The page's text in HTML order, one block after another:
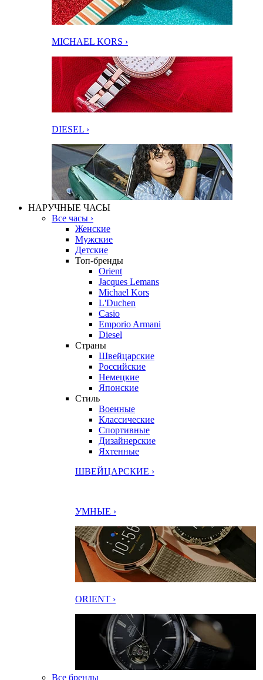
MICHAEL KORS ›
DIESEL ›
НАРУЧНЫЕ ЧАСЫ
Все часы ›
Женские
Мужские
Детские
Топ-бренды
Orient
Jacques Lemans
Michael Kors
L'Duchen
Casio
Emporio Armani
Diesel
Страны
Швейцарские
Российские
Немецкие
Японские
Стиль
Военные
Классические
Спортивные
Дизайнерские
Яхтенные
ШВЕЙЦАРСКИЕ ›
УМНЫЕ ›
ORIENT ›
Все бренды